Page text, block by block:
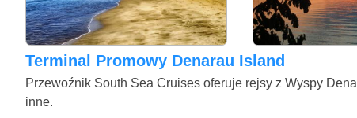
Terminal Promowy Denarau Island
Przewoźnik South Sea Cruises oferuje rejsy z Wyspy
inne.